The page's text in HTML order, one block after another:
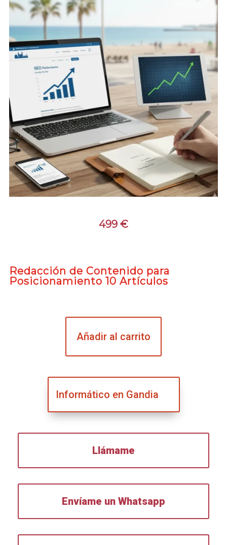
499 €
Redacción de Contenido para
Posicionamiento 10 Artículos
Añadir al carrito
Informático en Gandia
Llámame
Envíame un Whatsapp